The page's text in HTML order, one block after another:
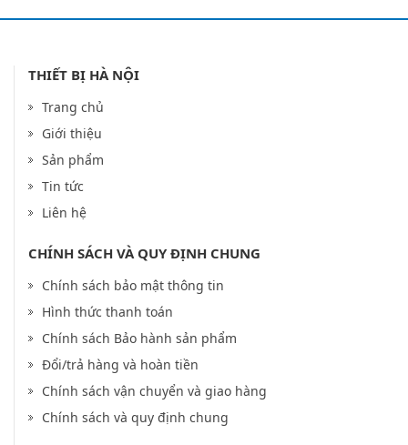
THIẾT BỊ HÀ NỘI
Trang chủ
Giới thiệu
Sản phẩm
Tin tức
Liên hệ
CHÍNH SÁCH VÀ QUY ĐỊNH CHUNG
Chính sách bảo mật thông tin
Hình thức thanh toán
Chính sách Bảo hành sản phẩm
Đổi/trả hàng và hoàn tiền
Chính sách vận chuyển và giao hàng
Chính sách và quy định chung